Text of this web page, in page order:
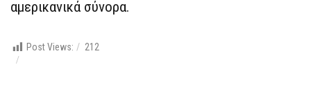
αμερικανικά σύνορα.
Post Views: 212